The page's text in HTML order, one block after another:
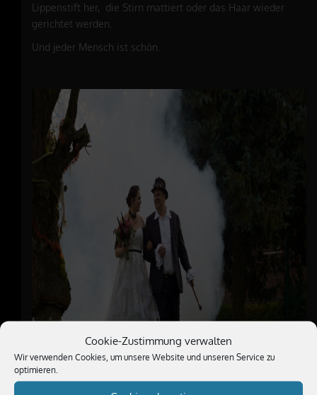
Cookie-Zustimmung verwalten
Wir verwenden Cookies, um unsere Website und unseren Service zu
optimieren.
Lippenstift her, die Stirn mattiert oder das Haar wieder
gerichtet werden.
Und jeder Mensch ist schön.